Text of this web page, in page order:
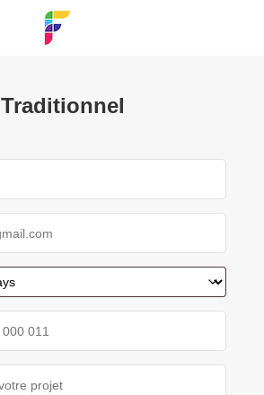
Traditionnel